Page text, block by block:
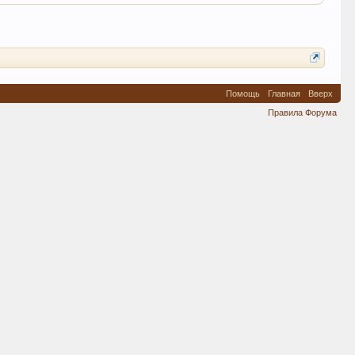
Помощь Главная
Вверх
Правила Форума